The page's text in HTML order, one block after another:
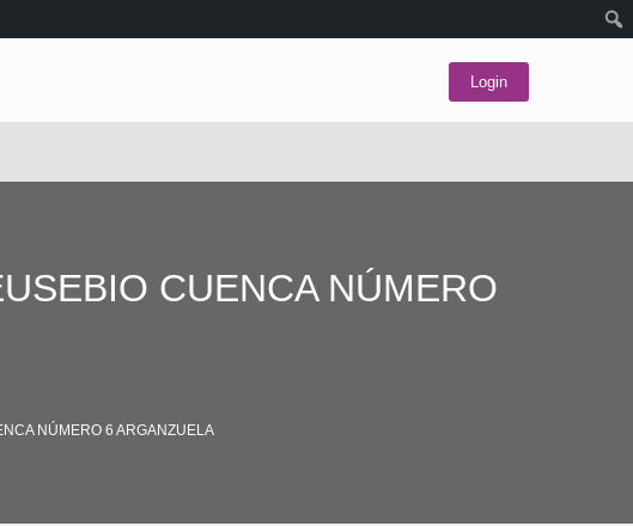
Login
CUENCA NÚMERO
NÚMERO 6 ARGANZUELA